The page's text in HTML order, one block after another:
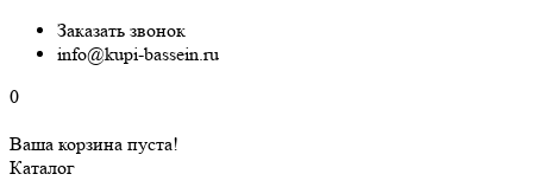
Заказать звонок
info@kupi-bassein.ru
0
Ваша корзина пуста!
Каталог